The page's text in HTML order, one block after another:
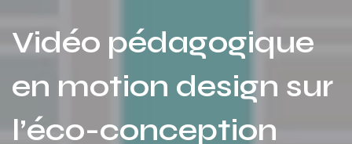
Vidéo pédagogique
en motion design sur
l’éco-conception